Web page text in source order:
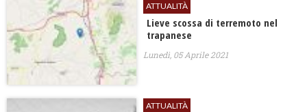
ATTUALITÀ
Lieve scossa di terremoto nel
trapanese
Lunedì, 05 Aprile 2021
ATTUALITÀ